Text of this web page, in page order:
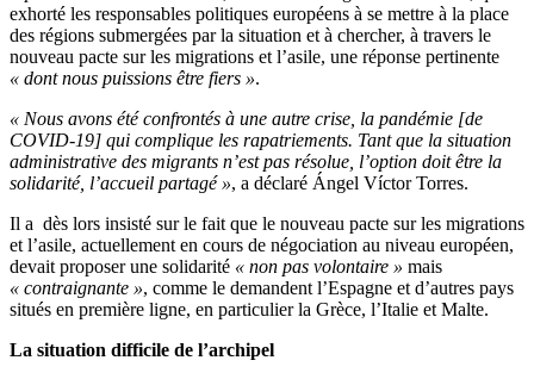
exhorté les responsables politiques européens à se mettre à la place
des régions submergées par la situation et à chercher, à travers le
nouveau pacte sur les migrations et l’asile, une réponse pertinente
« dont nous puissions être fiers ».
« Nous avons été confrontés à une autre crise, la pandémie [de
COVID-19] qui complique les rapatriements. Tant que la situation
administrative des migrants n’est pas résolue, l’option doit être la
solidarité, l’accueil partagé », a déclaré Ángel Víctor Torres.
Il a dès lors insisté sur le fait que le nouveau pacte sur les migrations
et l’asile, actuellement en cours de négociation au niveau européen,
devait proposer une solidarité « non pas volontaire » mais
« contraignante », comme le demandent l’Espagne et d’autres pays
situés en première ligne, en particulier la Grèce, l’Italie et Malte.
La situation difficile de l’archipel